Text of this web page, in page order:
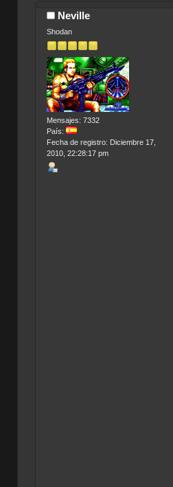
Neville
Shodan
Mensajes: 7332
País:
Fecha de registro: Diciembre 17,
2010, 22:28:17 pm